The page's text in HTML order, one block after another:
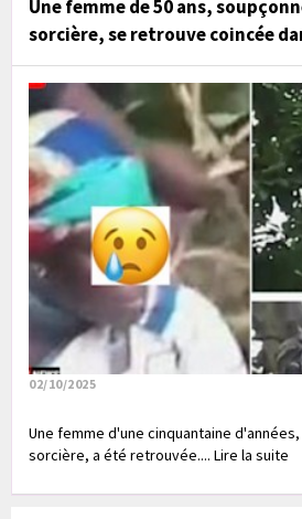
Une femme de 50 ans,
sorcière, se retrouve coincée
02/10/2025
Une femme d'une cinquantaine
sorcière, a été retrouvée.... Lire la suite